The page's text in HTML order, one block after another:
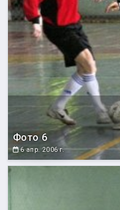
Фото 6
6 апр. 2006 г.